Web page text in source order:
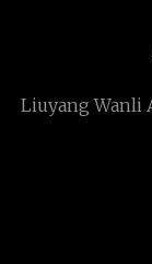
Liuyang Wanli Artigianato